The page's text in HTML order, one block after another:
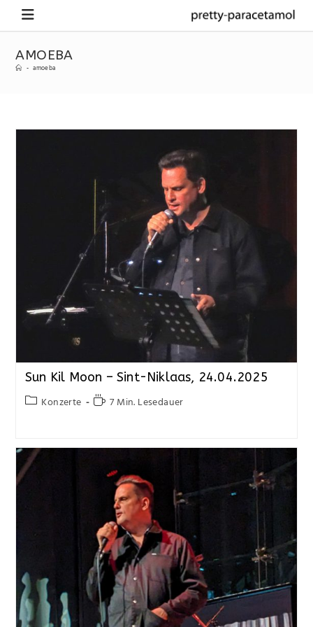
AMOEBA
- amoeba
Sun Kil Moon – Sint-Niklaas, 24.04.2025
Konzerte 7 Min. Lesedauer